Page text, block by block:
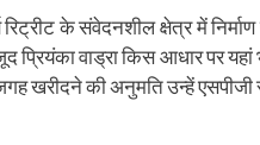
के संवेदनशील क्षेत्र में
प्रियंका वाड्रा किस आधार पर
जगह खरीदने की अनुमति उन्हें